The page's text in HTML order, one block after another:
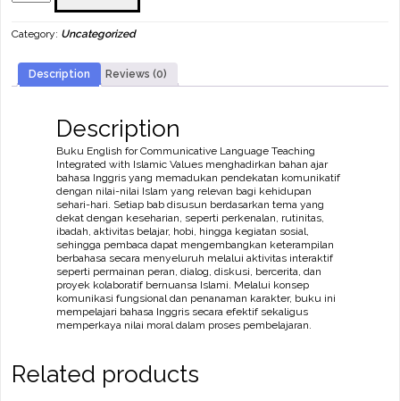
Communicative
Teaching
Islamic
Values
quantity
Category: Uncategorized
Description Reviews (0)
Description
Buku English for Communicative Language Teaching
Integrated with Islamic Values menghadirkan bahan ajar
bahasa Inggris yang memadukan pendekatan komunikatif
dengan nilai-nilai Islam yang relevan bagi kehidupan
sehari-hari. Setiap bab disusun berdasarkan tema yang
dekat dengan keseharian, seperti perkenalan, rutinitas,
ibadah, aktivitas belajar, hobi, hingga kegiatan sosial,
sehingga pembaca dapat mengembangkan keterampilan
berbahasa secara menyeluruh melalui aktivitas interaktif
seperti permainan peran, dialog, diskusi, bercerita, dan
proyek kolaboratif bernuansa Islami. Melalui konsep
komunikasi fungsional dan penanaman karakter, buku ini
mempelajari bahasa Inggris secara efektif sekaligus
memperkaya nilai moral dalam proses pembelajaran.
Related products